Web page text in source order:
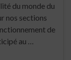
du monde du
nos sections
de
au …